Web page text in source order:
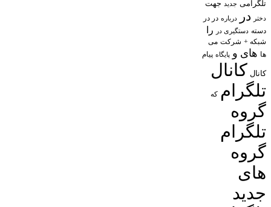
تلگرامی جدید جهت
دختر در درباره در در
دسته دستگیری در را
شبکه + شرکت می
ها های و پایگاه پیام
کانال کانال
تلگرام که
گروه
تلگرام
گروه
های
جدید